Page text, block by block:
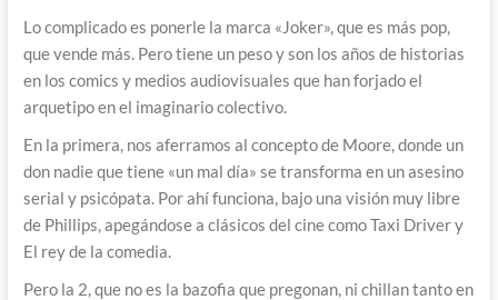
Lo complicado es ponerle la marca «Joker», que es más pop,
que vende más. Pero tiene un peso y son los años de historias
en los comics y medios audiovisuales que han forjado el
arquetipo en el imaginario colectivo.
En la primera, nos aferramos al concepto de Moore, donde un
don nadie que tiene «un mal día» se transforma en un asesino
serial y psicópata. Por ahí funciona, bajo una visión muy libre
de Phillips, apegándose a clásicos del cine como Taxi Driver y
El rey de la comedia.
Pero la 2, que no es la bazofia que pregonan, ni chillan tanto en